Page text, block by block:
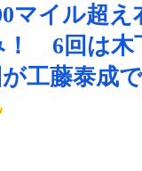
マイル超え
！ 6回は木
工藤泰成